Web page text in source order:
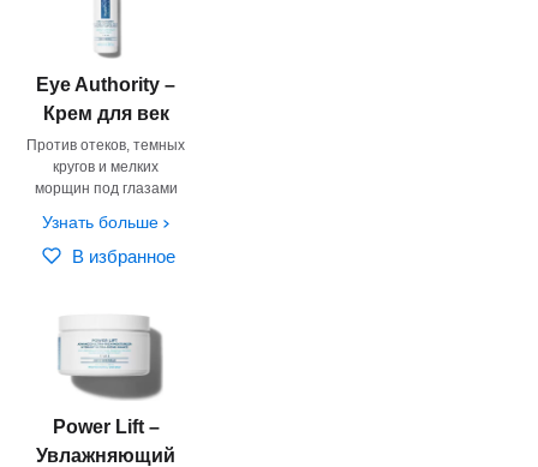
Eye Authority –
Крем для век
Против отеков, темных
кругов и мелких
морщин под глазами
Узнать больше
В избранное
Power Lift –
Увлажняющий